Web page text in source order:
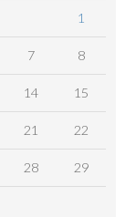
1
7 8
14 15
21 22
28 29